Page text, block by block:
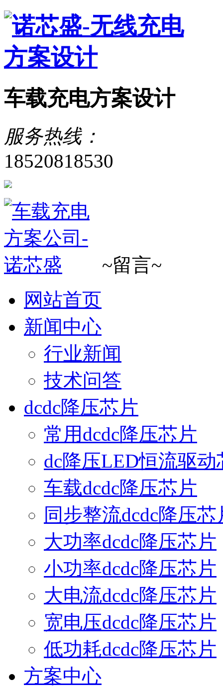
车载充电方案设计
服务热线：
18520818530
~留言~
网站首页
新闻中心
行业新闻
技术问答
dcdc降压芯片
常用dcdc降压芯片
dc降压LED恒流驱动
车载dcdc降压芯片
同步整流dcdc降压芯
大功率dcdc降压芯片
小功率dcdc降压芯片
大电流dcdc降压芯片
宽电压dcdc降压芯片
低功耗dcdc降压芯片
方案中心